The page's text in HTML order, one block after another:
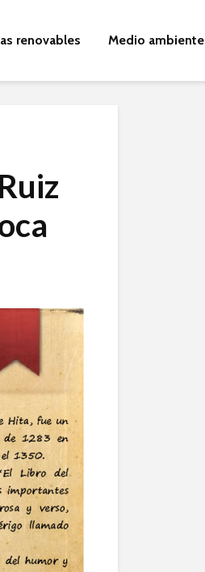
renovables Medio ambiente